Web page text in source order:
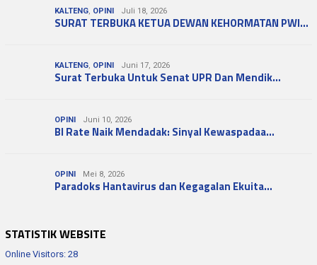
KALTENG OPINI Juli 18, 2026
SURAT TERBUKA KETUA DEWAN KEHORMATAN PWI…
KALTENG OPINI Juni 17, 2026
Surat Terbuka Untuk Senat UPR Dan Mendik…
OPINI Juni 10, 2026
BI Rate Naik Mendadak: Sinyal Kewaspadaa…
OPINI Mei 8, 2026
Paradoks Hantavirus dan Kegagalan Ekuita…
STATISTIK WEBSITE
Online Visitors: 28